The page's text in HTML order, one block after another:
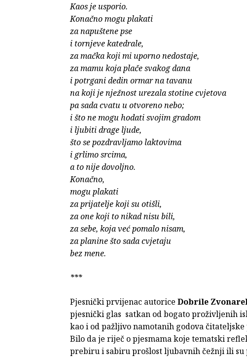
Kaos je usporio.
Konačno mogu plakati
za napuštene pse
i tornjeve katedrale,
za mačka koji mi uporno nedostaje,
za mamu koja plače svakog dana
i potrgani dedin ormar na tavanu
na koji je nježnost urezala stotine cvjetova
pa sada cvatu u otvoreno nebo;
i što ne mogu hodati svojim gradom
i ljubiti drage ljude,
što se pozdravljamo laktovima
i grlimo srcima,
a to nije dovoljno.
Konačno,
mogu plakati
za prijatelje koji su otišli,
za one koji to nikad nisu bili,
za sebe, koja već pomalo nisam,
za planine što sada cvjetaju
bez mene.
***
Pjesnički prvijenac autorice Dobrile
pjesnički glas satkan od bogato proživljenih
kao i od pažljivo namotanih godova čitateljske
Bilo da je riječ o pjesmama koje tematski
prebiru i sabiru prošlost ljubavnih čežnji ili su